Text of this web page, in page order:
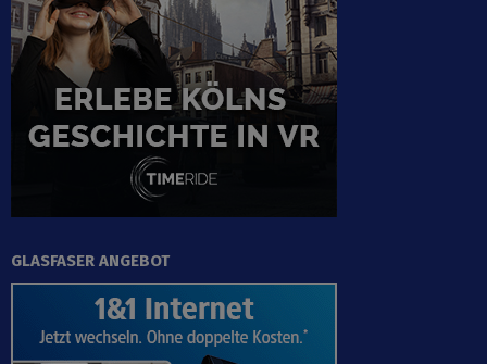
GLASFASER ANGEBOT